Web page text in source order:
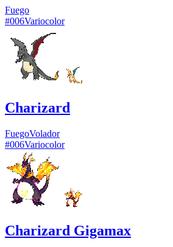
Fuego
#006Variocolor
Charizard
FuegoVolador
#006Variocolor
Charizard Gigamax